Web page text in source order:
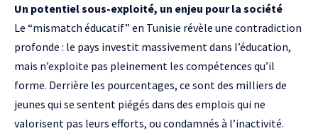
Un potentiel sous-exploité, un enjeu pour la société
Le “mismatch éducatif” en Tunisie révèle une contradiction
profonde : le pays investit massivement dans l’éducation,
mais n’exploite pas pleinement les compétences qu’il
forme. Derrière les pourcentages, ce sont des milliers de
jeunes qui se sentent piégés dans des emplois qui ne
valorisent pas leurs efforts, ou condamnés à l’inactivité.